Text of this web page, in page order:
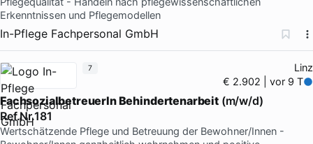
Erkenntnissen und Pflegemodellen
In-Pflege Fachpersonal GmbH
Linz
€ 2.902 | vor 9 T
FachsozialbetreuerIn Behindertenarbeit(m/w/d)
Ref.Nr.181
Wertschätzende Pflege und Betreuung der Bewohner/Innen -
7